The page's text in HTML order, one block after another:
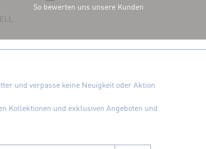
So bewerten uns unsere Kunden
und verpasse keine Neuigkeit oder Aktion
Kollektionen und exklusiven Angeboten und